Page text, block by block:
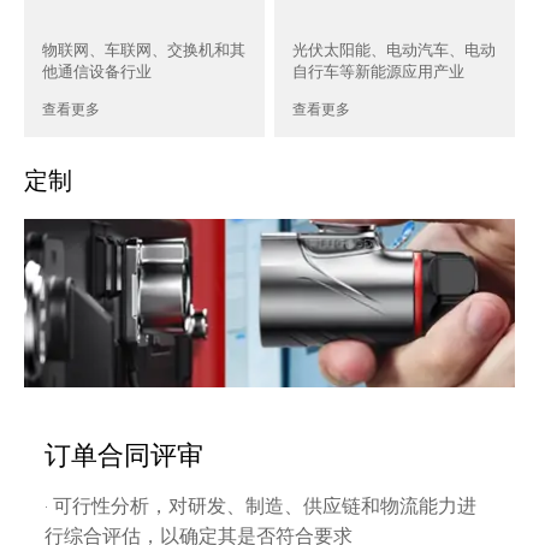
物联网、车联网、交换机和其
他通信设备行业
查看更多
光伏太阳能、电动汽车、电动
自行车等新能源应用产业
查看更多
定制
订单合同评审
· 可行性分析，对研发、制造、供应链和物流能力进
行综合评估，以确定其是否符合要求